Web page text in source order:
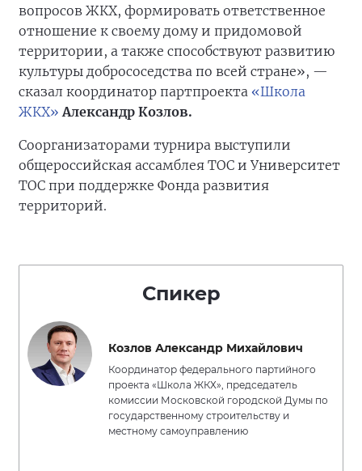
вопросов ЖКХ, формировать ответственное
отношение к своему дому и придомовой
территории, а также способствуют развитию
культуры добрососедства по всей стране», —
сказал координатор партпроекта «Школа
ЖКХ» Александр Козлов.
Соорганизаторами турнира выступили
общероссийская ассамблея ТОС и Университет
ТОС при поддержке Фонда развития
территорий.
Спикер
Козлов Александр Михайлович
Координатор федерального партийного
проекта «Школа ЖКХ», председатель
комиссии Московской городской Думы по
государственному строительству и
местному самоуправлению